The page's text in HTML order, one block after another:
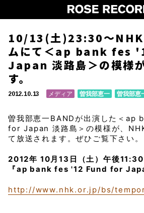
10/13(土)23:30〜NHK
ムにて＜ap bank fes
Japan 淡路島＞の模様
す。
2012.10.13 メディア 曽我部恵一 曽我部恵
曽我部恵一BANDが出演した＜
for Japan 淡路島＞の模様が、
て放送されます。ぜひご覧下さい。
2012年 10月13日（土）午後
『ap bank fes '12 Fund for
http://www.nhk.or.jp/bs/